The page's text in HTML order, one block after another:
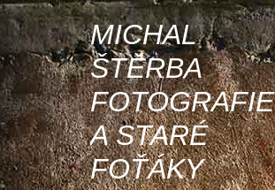
MICHAL
ŠTĚRBA
FOTOGRAFIE
A STARÉ
FOŤÁKY